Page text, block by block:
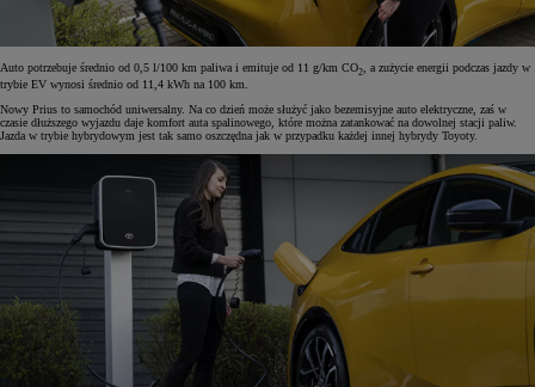
Auto potrzebuje średnio od 0,5 l/100 km paliwa i emituje od 11 g/km CO2
, a zużycie energii podczas jazdy w
trybie EV wynosi średnio od 11,4 kWh na 100 km.
Nowy Prius to samochód uniwersalny. Na co dzień może służyć jako bezemisyjne auto elektryczne, zaś w
czasie dłuższego wyjazdu daje komfort auta spalinowego, które można zatankować na dowolnej stacji paliw.
Jazda w trybie hybrydowym jest tak samo oszczędna jak w przypadku każdej innej hybrydy Toyoty.